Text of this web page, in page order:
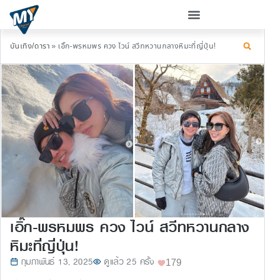
บันเทิง/ดารา» เอิ๊ก-พรหมพร ควง ไวน์ สวีทหวานกลางหิมะที่ญี่ปุ่น!
เอิ๊ก-พรหมพร ควง ไวน์ สวีทหวานกลาง
หิมะที่ญี่ปุ่น!
กุมภาพันธ์ 13, 2025 ดูแล้ว 25 ครั้ง 179